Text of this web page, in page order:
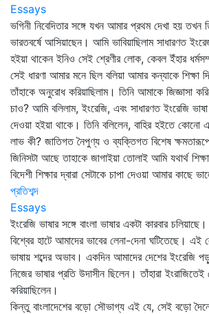
Essays
ভগিনী নিবেদিতার সঙ্গে যখন আমার প্রথম দেখা হয় তখন
ভারতবর্ষে আসিয়াছেন। আমি ভাবিয়াছিলাম সাধারণত
হইয়া থাকেন ইনিও সেই শ্রেণীর লোক, কেবল ইঁহার
সেই ধারণা আমার মনে ছিল বলিয়া আমার কন্যাকে শিক্ষা
তাঁহাকে অনুরোধ করিয়াছিলাম। তিনি আমাকে জিজ্ঞাসা
চাও? আমি বলিলাম, ইংরেজি, এবং সাধারণত ইংরেজি
দেওয়া হইয়া থাকে। তিনি বলিলেন, বাহির হইতে কোনো
লাভ কী? জাতিগত নৈপুণ্য ও ব্যক্তিগত বিশেষ
জিনিসটা আছে তাহাকে জাগাইয়া তোলাই আমি যথার্থ
বিদেশী শিক্ষার দ্বারা সেটাকে চাপা দেওয়া আমার কাছে
প্রতিশব্দ
Essays
ইংরেজি ভাষার সঙ্গে বাংলা ভাষার একটা কারবার
বিশ্বের হাটে আমাদের ভাবের লেনা-দেনা ঘটিতেছে। এই
ভাষায় শব্দের অভাব। একদিন আমাদের দেশের ইংরেজি
নিজের ভাষার প্রতি উদাসীন ছিলেন। তাঁহারা
করিয়াছিলেন।
কিন্তু বাংলাদেশের বড়ো সৌভাগ্য এই যে, সেই বড়ো